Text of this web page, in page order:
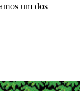
um dos